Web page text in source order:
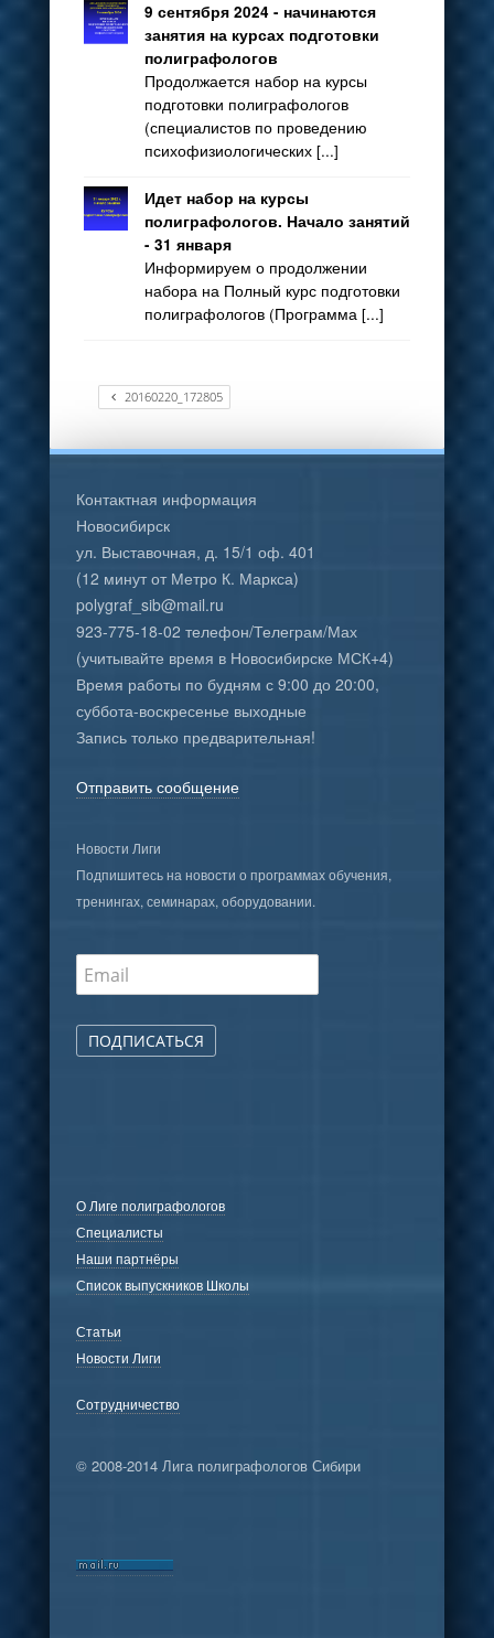
9 сентября 2024 - начинаются
занятия на курсах подготовки
полиграфологов
Продолжается набор на курсы
подготовки полиграфологов
(специалистов по проведению
психофизиологических [...]
Идет набор на курсы
полиграфологов. Начало занятий
- 31 января
Информируем о продолжении
набора на Полный курс подготовки
полиграфологов (Программа [...]
20160220_172805
Контактная информация
Новосибирск
ул. Выставочная, д. 15/1 оф. 401
(12 минут от Метро К. Маркса)
polygraf_sib@mail.ru
923-775-18-02 телефон/Телеграм/Мах
(учитывайте время в Новосибирске МСК+4)
Время работы по будням с 9:00 до 20:00,
суббота-воскресенье выходные
Запись только предварительная!
Отправить сообщение
Новости Лиги
Подпишитесь на новости о программах обучения,
тренингах, семинарах, оборудовании.
ПОДПИСАТЬСЯ
О Лиге полиграфологов
Специалисты
Наши партнёры
Список выпускников Школы
Статьи
Новости Лиги
Сотрудничество
© 2008-2014 Лига полиграфологов Сибири